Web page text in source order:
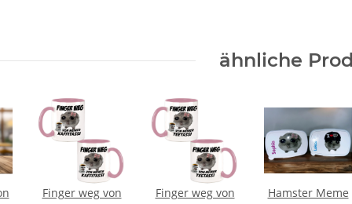
ähnliche
Finger weg von
Finger weg von
Hamster Meme